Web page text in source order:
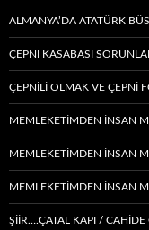
ALMANYA’DA ATATÜRK
ÇEPNİ KASABASI
ÇEPNİLİ OLMAK VE ÇEPNİ
MEMLEKETIMDEN INSAN
MEMLEKETIMDEN INSAN
MEMLEKETIMDEN INSAN
ŞİİR….ÇATAL KAPI / CAHİDE